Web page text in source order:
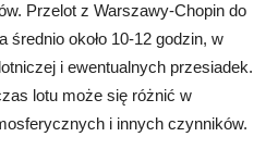
Przelot z Warszawy-Chopin do
średnio około 10-12 godzin, w
i ewentualnych przesiadek.
lotu może się różnić w
i innych czynników.